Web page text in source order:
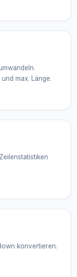
max. Länge.
konvertieren.